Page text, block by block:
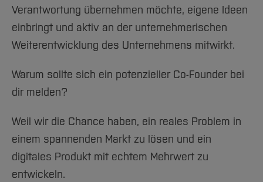
Verantwortung übernehmen möchte, eigene Ideen
einbringt und aktiv an der unternehmerischen
Weiterentwicklung des Unternehmens mitwirkt.
Warum sollte sich ein potenzieller Co-Founder bei
dir melden?
Weil wir die Chance haben, ein reales Problem in
einem spannenden Markt zu lösen und ein
digitales Produkt mit echtem Mehrwert zu
entwickeln.